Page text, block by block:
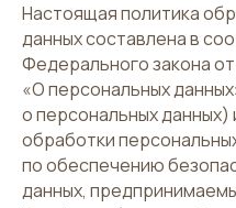
Настоящая политика
данных составлена в
Федерального закона
«О персональных
о персональных
обработки
по обеспечению
данных,